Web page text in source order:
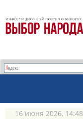
16 июня 2026, 14:48